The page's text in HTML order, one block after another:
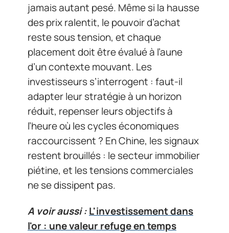
jamais autant pesé. Même si la hausse
des prix ralentit, le pouvoir d’achat
reste sous tension, et chaque
placement doit être évalué à l’aune
d’un contexte mouvant. Les
investisseurs s’interrogent : faut-il
adapter leur stratégie à un horizon
réduit, repenser leurs objectifs à
l’heure où les cycles économiques
raccourcissent ? En Chine, les signaux
restent brouillés : le secteur immobilier
piétine, et les tensions commerciales
ne se dissipent pas.
A voir aussi :L'investissement dans
l'or : une valeur refuge en temps